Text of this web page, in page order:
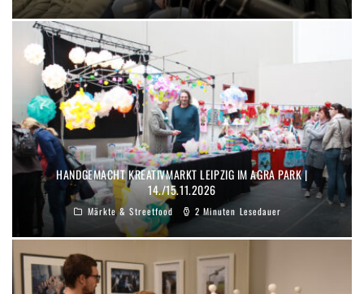
HANDGEMACHT KREATIVMARKT LEIPZIG IM AGRA PARK |
14./15.11.2026
Märkte & Streetfood 2 Minuten Lesedauer